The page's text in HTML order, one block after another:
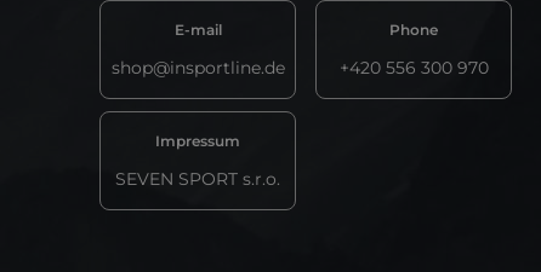
E-mail
shop@insportline.de
Phone
+420 556 300 970
Impressum
SEVEN SPORT s.r.o.